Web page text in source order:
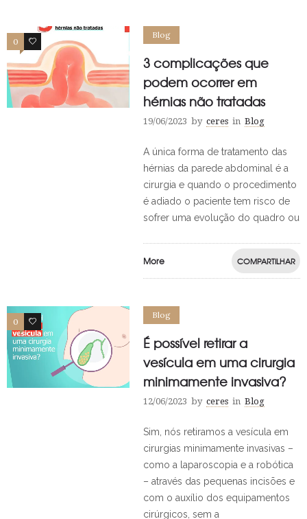
0 0
Blog
3 complicações que
podem ocorrer em
hérnias não tratadas
19/06/2023 by ceres in Blog
A única forma de tratamento das
hérnias da parede abdominal é a
cirurgia e quando o procedimento
é adiado o paciente tem risco de
sofrer uma evolução do quadro ou
More COMPARTILHAR
0 0
Blog
É possível retirar a
vesícula em uma cirurgia
minimamente invasiva?
12/06/2023 by ceres in Blog
Sim, nós retiramos a vesícula em
cirurgias minimamente invasivas –
como a laparoscopia e a robótica
– através das pequenas incisões e
com o auxílio dos equipamentos
cirúrgicos, sem a